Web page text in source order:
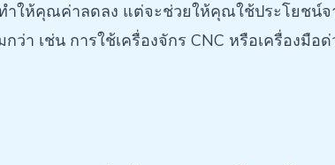
ำให้คุณค่าลดลง แต่จะช่วยให้คุณใช้ประโยชน์
ว่า เช่น การใช้เครื่องจักร CNC หรือเครื่องมือ